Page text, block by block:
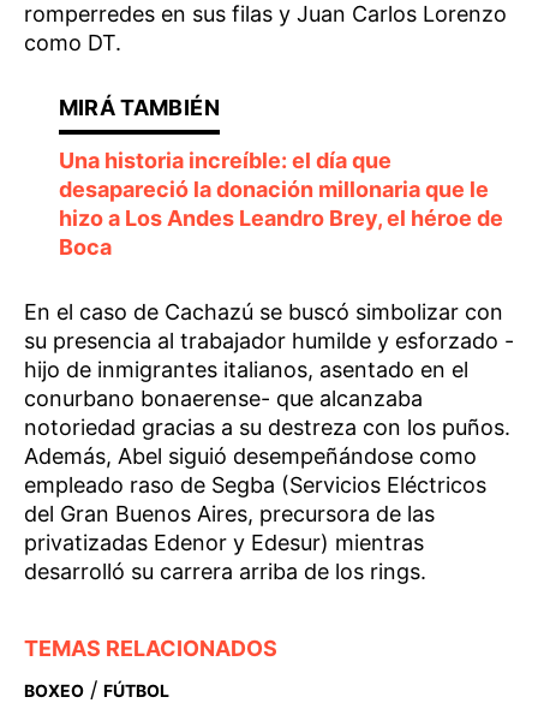
romperredes en sus filas y Juan Carlos Lorenzo
como DT.
Una historia increíble: el día que
desapareció la donación millonaria que le
hizo a Los Andes Leandro Brey, el héroe de
Boca
En el caso de Cachazú se buscó simbolizar con
su presencia al trabajador humilde y esforzado -
hijo de inmigrantes italianos, asentado en el
conurbano bonaerense- que alcanzaba
notoriedad gracias a su destreza con los puños.
Además, Abel siguió desempeñándose como
empleado raso de Segba (Servicios Eléctricos
del Gran Buenos Aires, precursora de las
privatizadas Edenor y Edesur) mientras
desarrolló su carrera arriba de los rings.
TEMAS RELACIONADOS
BOXEO / FÚTBOL